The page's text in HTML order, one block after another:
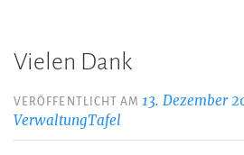
Vielen Dank
VERÖFFENTLICHT AM13. Dezember
VerwaltungTafel